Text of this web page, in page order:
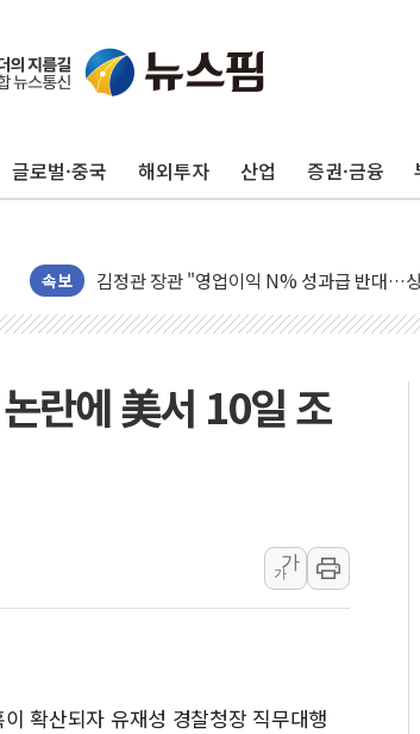
글로벌·중국 해외투자 산업 증권·금융
속보
구광모, 내주 실리콘밸리서 젠슨 황 재회…로
뉴욕증시 프리뷰, 미 주가선물 AI주 차익실
청와대, 북한 단거리 탄도미사일 발사에 긴
[인도증시] 중동 긴장 완화에 실적 호조까지,
러, 1인칭시점 드론으로 우크라 민간인 '사
김정관 산업부 장관 "주 52시간 손봐야, 경
해군 1함대 창설 80주년…지역과 함께하는 '
동해해경, 독도 해상서 부유물 감긴 어선 구조
란에 美서 10일 조
가
가
확산되자 유재성 경찰청장 직무대행